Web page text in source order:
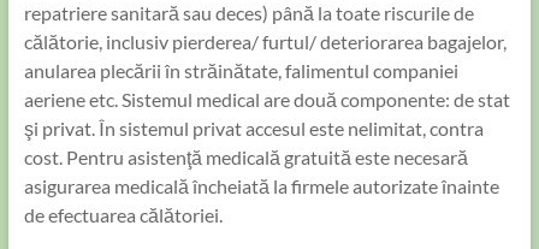
repatriere sanitară sau deces) până la toate riscurile de
călătorie, inclusiv pierderea/ furtul/ deteriorarea bagajelor,
anularea plecării în străinătate, falimentul companiei
aeriene etc. Sistemul medical are două componente: de stat
şi privat. În sistemul privat accesul este nelimitat, contra
cost. Pentru asistenţă medicală gratuită este necesară
asigurarea medicală încheiată la firmele autorizate înainte
de efectuarea călătoriei.